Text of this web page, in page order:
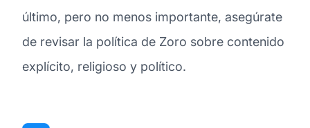
último, pero no menos importante, asegúrate
de revisar la política de Zoro sobre contenido
explícito, religioso y político.